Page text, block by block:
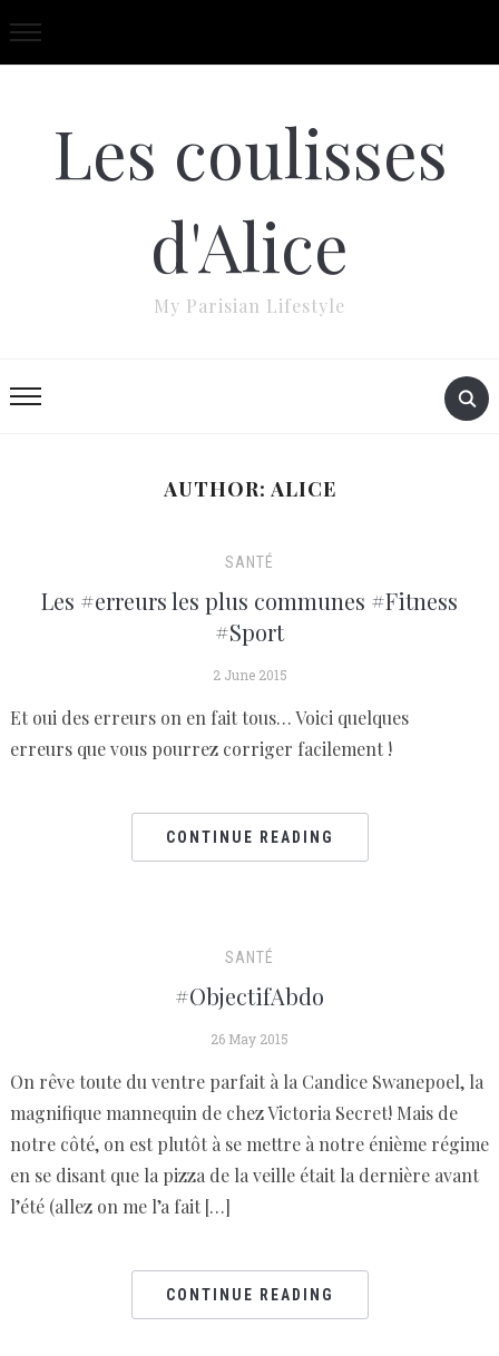
Les coulisses
d'Alice
My Parisian Lifestyle
AUTHOR: ALICE
SANTÉ
Les #erreurs les plus communes #Fitness
#Sport
2 June 2015
Et oui des erreurs on en fait tous… Voici quelques
erreurs que vous pourrez corriger facilement !
CONTINUE READING
SANTÉ
#ObjectifAbdo
26 May 2015
On rêve toute du ventre parfait à la Candice Swanepoel, la
magnifique mannequin de chez Victoria Secret! Mais de
notre côté, on est plutôt à se mettre à notre énième régime
en se disant que la pizza de la veille était la dernière avant
l’été (allez on me l’a fait […]
CONTINUE READING